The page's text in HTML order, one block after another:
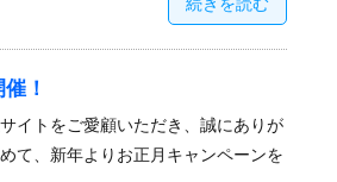
！
イトをご愛顧いただき、誠にありが
て、新年よりお正月キャンペーンを